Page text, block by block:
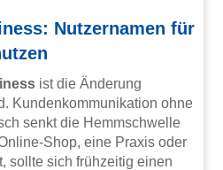
Nutzernamen für
ist die Änderung
Kundenkommunikation ohne
senkt die Hemmschwelle
Shop, eine Praxis oder
sollte sich frühzeitig einen